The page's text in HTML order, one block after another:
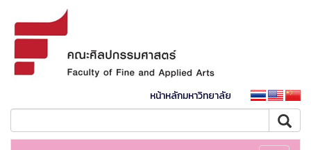
หน้าหลักมหาวิทยาลัย